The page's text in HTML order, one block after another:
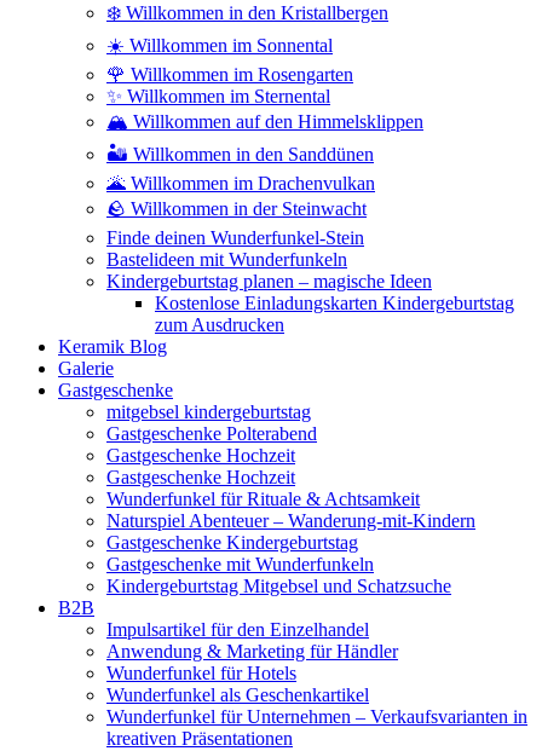
❄️ Willkommen in den Kristallbergen
☀️ Willkommen im Sonnental
🌹 Willkommen im Rosengarten
✨ Willkommen im Sternental
🏔️ Willkommen auf den Himmelsklippen
🏜️ Willkommen in den Sanddünen
🌋 Willkommen im Drachenvulkan
🪨 Willkommen in der Steinwacht
Finde deinen Wunderfunkel-Stein
Bastelideen mit Wunderfunkeln
Kindergeburtstag planen – magische Ideen
Kostenlose Einladungskarten Kindergeburtstag
zum Ausdrucken
Keramik Blog
Galerie
Gastgeschenke
mitgebsel kindergeburtstag
Gastgeschenke Polterabend
Gastgeschenke Hochzeit
Gastgeschenke Hochzeit
Wunderfunkel für Rituale & Achtsamkeit
Naturspiel Abenteuer – Wanderung-mit-Kindern
Gastgeschenke Kindergeburtstag
Gastgeschenke mit Wunderfunkeln
Kindergeburtstag Mitgebsel und Schatzsuche
B2B
Impulsartikel für den Einzelhandel
Anwendung & Marketing für Händler
Wunderfunkel für Hotels
Wunderfunkel als Geschenkartikel
Wunderfunkel für Unternehmen – Verkaufsvarianten in
kreativen Präsentationen